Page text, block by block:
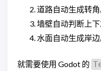
道路自动生成转角
墙壁自动判断上下
水面自动生成岸边
就需要使用 Godot 的